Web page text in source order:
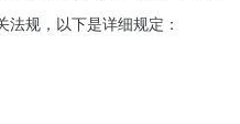
规，以下是详细规定：